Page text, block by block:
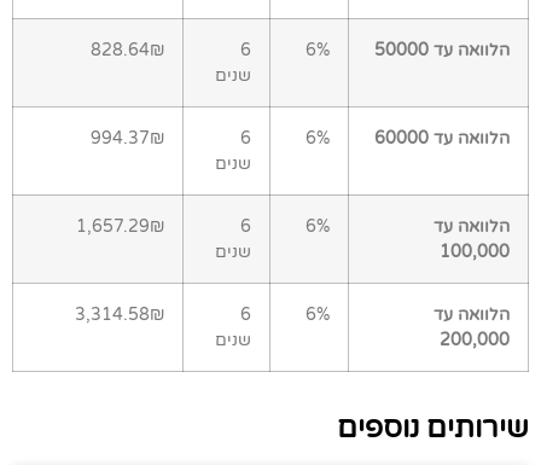
הלוואה עד 50000 6%
6
שנים
828.64₪
הלוואה עד 60000 6%
6
שנים
994.37₪
הלוואה עד
100,000
6%
6
שנים
1,657.29₪
הלוואה עד
200,000
6%
6
שנים
3,314.58₪
שירותים נוספים